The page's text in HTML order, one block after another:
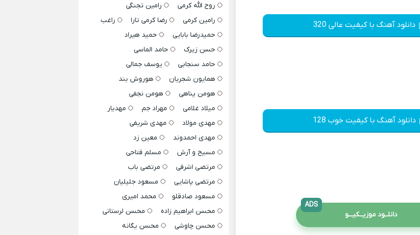
دانلود آهنگ با کیفیت عالی 320
دانلود آهنگ با کیفیت خوب 128
دانلــود موزیــکیـــو
ADS
روح الله کرمی
رامین تجنگی
رامین کرمی
رضا کرمی تارا
راغب
حمیدرضا بابایی
حمید هیراد
حسن زیرک
حامد الماسی
حامد سنجابی
یوسف جمالی
همایون شجریان
هوروش بند
هومن پناهی
هومن نجفی
میلاد غلامی
مهراد جم
مهدیار
مهدی مولاد
مهدی شریفی
مهدی احمدوند
معین زد
مسیح و آرش
مسلم فتاحی
مرتضی اشرفی
مرتضی باب
مرتضی پاشایی
مسعود جلیلیان
مسعود صادقلو
محمد امیری
محسن ابراهیم زاده
محسن لرستانی
محسن چاوشی
محسن یگانه